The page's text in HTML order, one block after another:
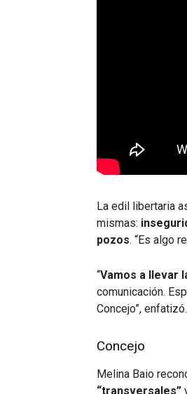
La edil libertaria
mismas:
pozos. “Es algo
“Vamos a llevar
comunicación.
Concejo”, enfatizó.
Concejo
Melina Baio
“transversales”